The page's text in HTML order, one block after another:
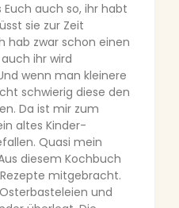
Euch auch so, ihr habt
sie zur Zeit
hab zwar schon einen
ihr wird
wenn man kleinere
schwierig diese den
Da ist mir zum
altes Kinder-
Quasi mein
diesem Kochbuch
mitgebracht.
und